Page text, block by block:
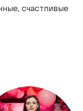
счастливые